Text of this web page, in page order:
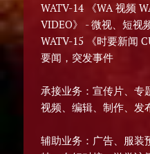
WATV-14 《WA 视频
VIDEO》 - 微视、短视
WATV-15 《时要新闻
要闻，突发事件
承接业务：宣传片、专
视频、编辑、制作、发
辅助业务：广告、服装